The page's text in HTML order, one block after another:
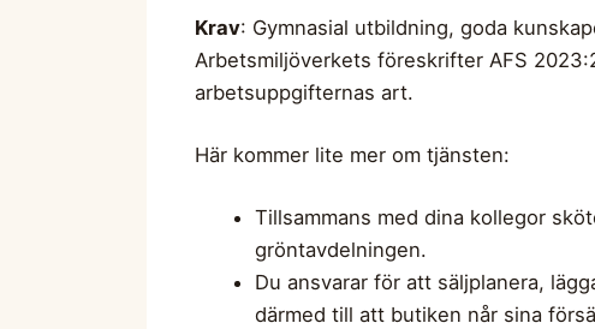
Krav: Gymnasial utbildning, goda
Arbetsmiljöverkets föreskrifter AFS
arbetsuppgifternas art.
Här kommer lite mer om tjänsten:
Tillsammans med dina kollegor
gröntavdelningen.
Du ansvarar för att säljplanera,
därmed till att butiken når sina